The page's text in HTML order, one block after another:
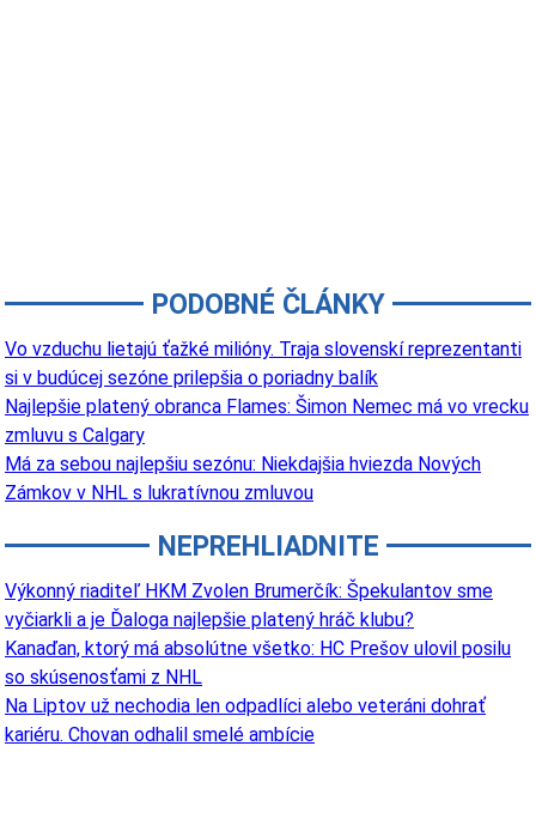
PODOBNÉ ČLÁNKY
Vo vzduchu lietajú ťažké milióny. Traja slovenskí reprezentanti
si v budúcej sezóne prilepšia o poriadny balík
Najlepšie platený obranca Flames: Šimon Nemec má vo vrecku
zmluvu s Calgary
Má za sebou najlepšiu sezónu: Niekdajšia hviezda Nových
Zámkov v NHL s lukratívnou zmluvou
NEPREHLIADNITE
Výkonný riaditeľ HKM Zvolen Brumerčík: Špekulantov sme
vyčiarkli a je Ďaloga najlepšie platený hráč klubu?
Kanaďan, ktorý má absolútne všetko: HC Prešov ulovil posilu
so skúsenosťami z NHL
Na Liptov už nechodia len odpadlíci alebo veteráni dohrať
kariéru. Chovan odhalil smelé ambície